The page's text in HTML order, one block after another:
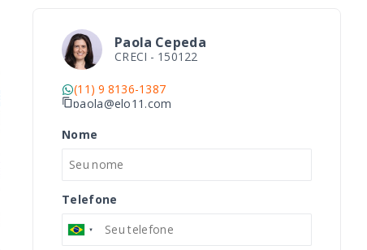
Paola Cepeda
CRECI - 150122
(11) 9 8136-1387
paola@elo11.com
Nome
Telefone